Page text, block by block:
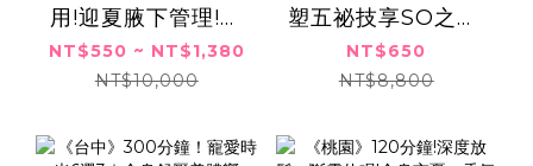
用!迎夏腋下管理!無
感刪毛x清爽一夏,共
兩次,550元起
NT$550 ~ NT$1,380
NT$10,000
塑五祕技享SO之旅!
全身透白釋壓輕盈
窈窕纖體SPA,$650
NT$650
NT$8,800